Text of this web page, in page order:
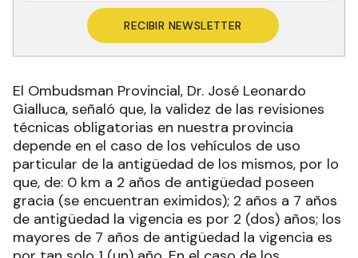
RECIBIR NEWSLETTER
El Ombudsman Provincial, Dr. José Leonardo
Gialluca, señaló que, la validez de las revisiones
técnicas obligatorias en nuestra provincia
depende en el caso de los vehículos de uso
particular de la antigüedad de los mismos, por lo
que, de: 0 km a 2 años de antigüedad poseen
gracia (se encuentran eximidos); 2 años a 7 años
de antigüedad la vigencia es por 2 (dos) años; los
mayores de 7 años de antigüedad la vigencia es